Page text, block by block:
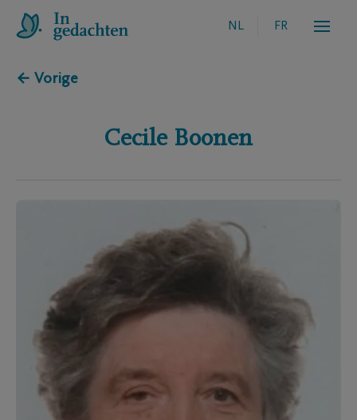
NL FR
← Vorige
Cecile Boonen